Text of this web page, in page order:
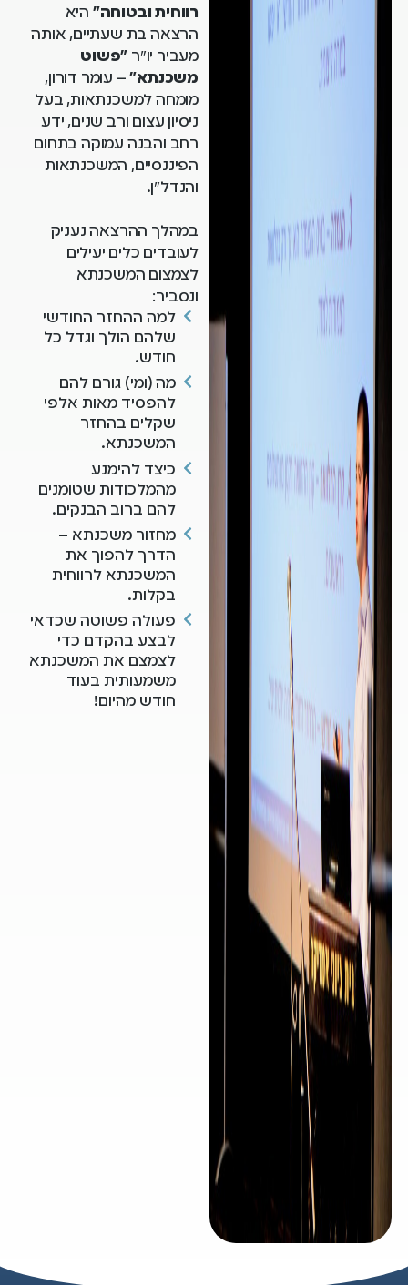
רווחית ובטוחה" היא
הרצאה בת שעתיים, אותה
מעביר יו"ר "פשוט
משכנתא"– עומר דורון,
מומחה למשכנתאות, בעל
ניסיון עצום ורב שנים, ידע
רחב והבנה עמוקה בתחום
הפיננסיים, המשכנתאות
והנדל"ן.
במהלך ההרצאה נעניק
לעובדים כלים יעילים
לצמצום המשכנתא
ונסביר:
למה ההחזר החודשי
שלהם הולך וגדל כל
חודש.
מה (ומי) גורם להם
להפסיד מאות אלפי
שקלים בהחזר
המשכנתא.
כיצד להימנע
מהמלכודות שטומנים
להם ברוב הבנקים.
מחזור משכנתא –
הדרך להפוך את
המשכנתא לרווחית
בקלות.
פעולה פשוטה שכדאי
לבצע בהקדם כדי
לצמצם את המשכנתא
משמעותית בעוד
חודש מהיום!